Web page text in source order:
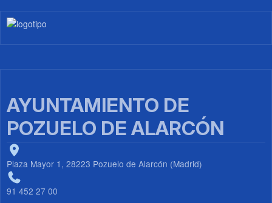
Imagen
AYUNTAMIENTO DE
POZUELO DE ALARCÓN
Plaza Mayor 1, 28223 Pozuelo de Alarcón (Madrid)
91 452 27 00